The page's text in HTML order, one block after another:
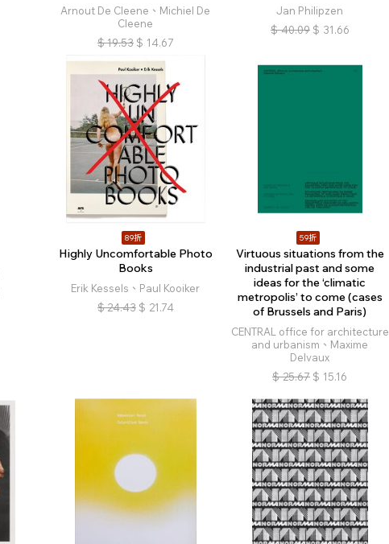
Arnout De Cleene、Michiel De
Cleene
$ 19.53 $ 14.67
Jan Philipzen
$ 40.09 $ 31.66
89折
Highly Uncomfortable Photo
Books
Erik Kessels、Paul Kooiker
$ 24.43 $ 21.74
59折
Virtuous situations from the
industrial past and some
ideas for the ‘climatic
metropolis’ to come (cases
of Brussels and Paris)
CENTRAL office for architecture
and urbanism、Maxime
Delvaux
$ 25.67 $ 15.16